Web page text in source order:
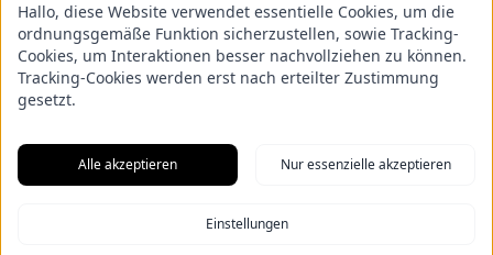
begeben!
Sonntagsdienst – Herz-Kreislauf-Stillstand Motorsägendienst und
-übung
Freiwillige Feuerwehr Tiste
27419 Tiste
Vertreten durch den Ortsbrandmeister Matthias Reith
Stellvertretender Ortsbrandmeister Luca Schmellekamp
Hallo, diese Website verwendet essentielle Cookies, um die
ordnungsgemäße Funktion sicherzustellen, sowie Tracking-
Cookies, um Interaktionen besser nachvollziehen zu können.
Tracking-Cookies werden erst nach erteilter Zustimmung
gesetzt.
Alle akzeptieren Nur essenzielle akzeptieren
Einstellungen